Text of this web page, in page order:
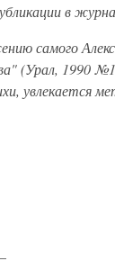
в
самого
(Урал, 1990
увлекается